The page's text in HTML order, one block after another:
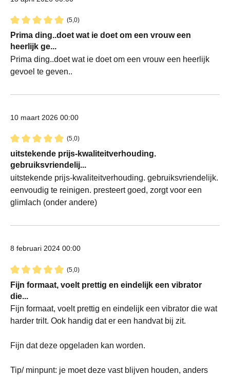
(5,0)
Recensie met een waardering van 5 van de 5 sterren
Prima ding..doet wat ie doet om een vrouw een
heerlijk ge...
Prima ding..doet wat ie doet om een vrouw een heerlijk
gevoel te geven..
10 maart 2026 00:00
(5,0)
Recensie met een waardering van 5 van de 5 sterren
uitstekende prijs-kwaliteitverhouding.
gebruiksvriendelij...
uitstekende prijs-kwaliteitverhouding. gebruiksvriendelijk.
eenvoudig te reinigen. presteert goed, zorgt voor een
glimlach (onder andere)
8 februari 2024 00:00
(5,0)
Recensie met een waardering van 5 van de 5 sterren
Fijn formaat, voelt prettig en eindelijk een vibrator
die...
Fijn formaat, voelt prettig en eindelijk een vibrator die wat
harder trilt. Ook handig dat er een handvat bij zit.
Fijn dat deze opgeladen kan worden.
Tip/ minpunt: je moet deze vast blijven houden, anders